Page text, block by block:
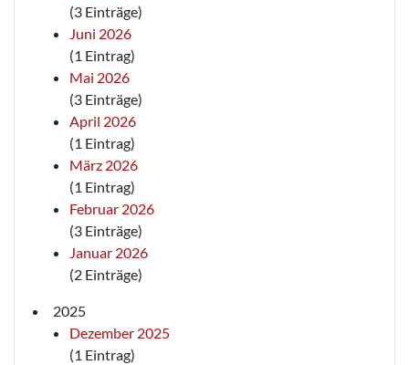
(3 Einträge)
Juni 2026
(1 Eintrag)
Mai 2026
(3 Einträge)
April 2026
(1 Eintrag)
März 2026
(1 Eintrag)
Februar 2026
(3 Einträge)
Januar 2026
(2 Einträge)
2025
Dezember 2025
(1 Eintrag)